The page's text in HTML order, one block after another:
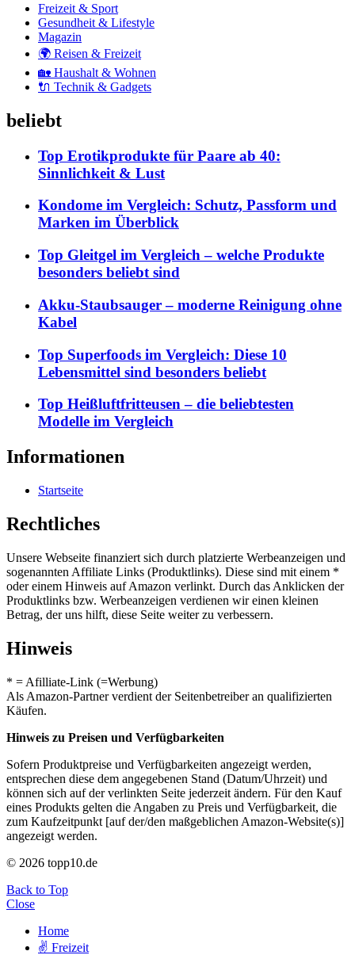
Freizeit & Sport
Gesundheit & Lifestyle
Magazin
🌍 Reisen & Freizeit
🏡 Haushalt & Wohnen
🔌 Technik & Gadgets
beliebt
Top Erotikprodukte für Paare ab 40:
Sinnlichkeit & Lust
Kondome im Vergleich: Schutz, Passform und
Marken im Überblick
Top Gleitgel im Vergleich – welche Produkte
besonders beliebt sind
Akku-Staubsauger – moderne Reinigung ohne
Kabel
Top Superfoods im Vergleich: Diese 10
Lebensmittel sind besonders beliebt
Top Heißluftfritteusen – die beliebtesten
Modelle im Vergleich
Informationen
Startseite
Rechtliches
Unsere Webseite finanziert sich durch platzierte Werbeanzeigen und
sogenannten Affiliate Links (Produktlinks). Diese sind mit einem *
oder einem Hinweis auf Amazon verlinkt. Durch das Anklicken der
Produktlinks bzw. Werbeanzeigen verdienen wir einen kleinen
Betrag, der uns hilft, diese Seite weiter zu verbessern.
Hinweis
* = Afilliate-Link (=Werbung)
Als Amazon-Partner verdient der Seitenbetreiber an qualifizierten
Käufen.
Hinweis zu Preisen und Verfügbarkeiten
Sofern Produktpreise und Verfügbarkeiten angezeigt werden,
entsprechen diese dem angegebenen Stand (Datum/Uhrzeit) und
können sich auf der verlinkten Seite jederzeit ändern. Für den Kauf
eines Produkts gelten die Angaben zu Preis und Verfügbarkeit, die
zum Kaufzeitpunkt [auf der/den maßgeblichen Amazon-Website(s)]
angezeigt werden.
© 2026 topp10.de
Back to Top
Close
Home
✌ Freizeit